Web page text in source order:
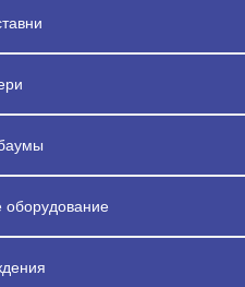
оборудование